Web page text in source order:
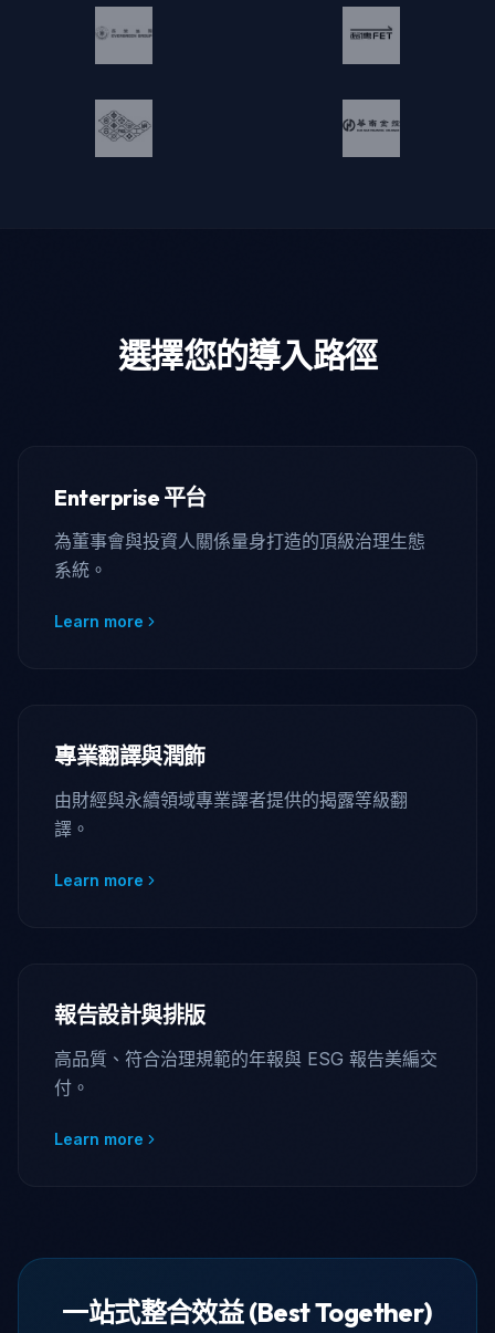
選擇您的導入路徑
Enterprise 平台
為董事會與投資人關係量身打造的頂級治理生態
系統。
Learn more
專業翻譯與潤飾
由財經與永續領域專業譯者提供的揭露等級翻
譯。
Learn more
報告設計與排版
高品質、符合治理規範的年報與 ESG 報告美編交
付。
Learn more
一站式整合效益 (Best Together)